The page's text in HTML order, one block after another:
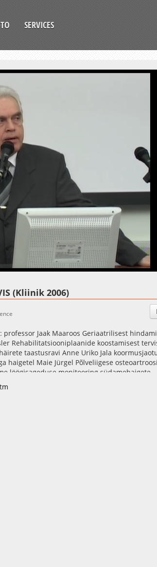
SERVICES
Esituskiirused
Auto
(Kliinik 2006)
professor Jaak Maaroos Geriaatrilisest
Rehabilitatsiooniplaanide koostamisest
taastusravi Anne Uriko Jala
haigetel Maie Jürgel Põlveliigese osteoartroosi
löögisageduse monitooring südamehaigete